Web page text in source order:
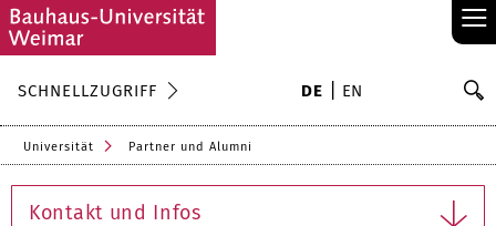
≡
SCHNELLZUGRIFF DE EN
Universität Partner und Alumni
Kontakt und Infos